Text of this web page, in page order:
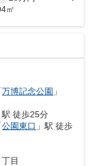
㎡
万博記念公園 」
駅 徒歩25分
公園東口 」駅 徒歩
丁目